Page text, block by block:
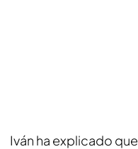
Iván ha explicado que